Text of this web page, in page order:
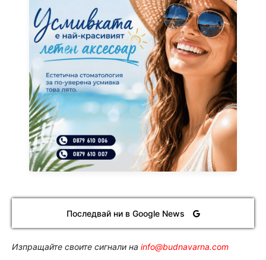
Последвай ни в Google News
Изпращайте своите сигнали на info@budnavarna.com